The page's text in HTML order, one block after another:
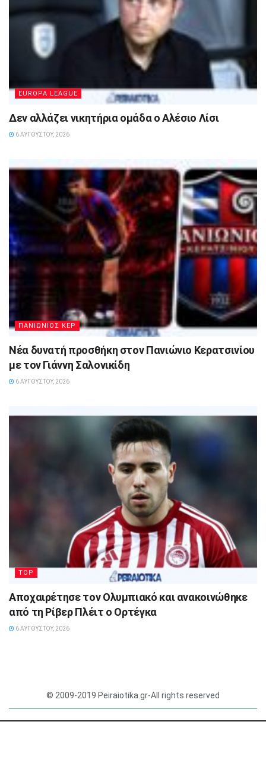
EUROPA LEAGUE
Δεν αλλάζει νικητήρια ομάδα ο Αλέσιο Λίσι
6 ΑΥΓΟΎΣΤΟΥ, 2026
ΠΑΝΙΩΝΙΟΣ ΚΕΡ
Νέα δυνατή προσθήκη στον Πανιώνιο Κερατσινίου
με τον Γιάννη Σαλονικίδη
6 ΑΥΓΟΎΣΤΟΥ, 2026
TOP
Αποχαιρέτησε τον Ολυμπιακό και ανακοινώθηκε
από τη Ρίβερ Πλέιτ ο Ορτέγκα
6 ΑΥΓΟΎΣΤΟΥ, 2026
© 2009-2019 Peiraiotika.gr-All rights reserved